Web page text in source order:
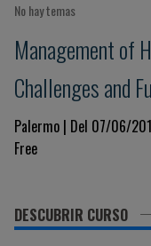
No hay temas
Management of
Challenges and
Palermo | Del 07/06/
Free
DESCUBRIR CURSO